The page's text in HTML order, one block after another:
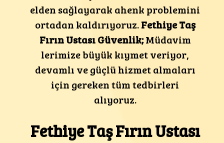
elden sağlayarak ahenk problemini
ortadan kaldırıyoruz.FethiyeTaş
Fırın UstasıGüvenlik;Müdavim
lerimize büyük kıymet veriyor,
devamlı ve güçlü hizmet almaları
için gereken tüm tedbirleri
alıyoruz.
Fethiye Taş Fırın Ustası